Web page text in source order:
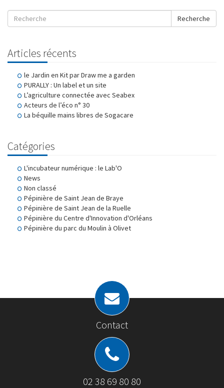
Recherche
Articles récents
le Jardin en Kit par Draw me a garden
PURALLY : Un label et un site
L’agriculture connectée avec Seabex
Acteurs de l’éco n° 30
La béquille mains libres de Sogacare
Catégories
L'incubateur numérique : le Lab'O
News
Non classé
Pépinière de Saint Jean de Braye
Pépinière de Saint Jean de la Ruelle
Pépinière du Centre d'Innovation d'Orléans
Pépinière du parc du Moulin à Olivet
Contact
02 38 69 80 80